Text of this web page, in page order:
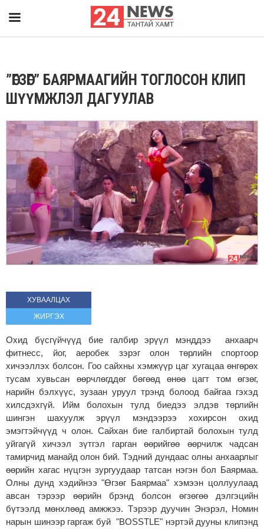
”ӨГЗӨГ” БАЯРМААГИЙН ТОГЛОСОН КЛИП
ШҮҮМЖЛЭЛ ДАГУУЛАВ
ХУВААЛЦАХ
ЖИРГЭХ
Охид бүсгүйчүүд бие галбир эрүүл мэнддээ анхаарч
фитнесс, йог, аеробек зэрэг олон төрлийн спортоор
хичээллэх болсон. Гоо сайхны хэмжүүр цаг хугацаа өнгөрөх
тусам хувьсан өөрчлөгддөг бөгөөд өнөө цагт том өгзөг,
нарийн бэлхүүс, зузаан уруул трэнд болоод байгаа гэхэд
хилсдэхгүй. Ийм болохын тулд биедээ элдэв төрлийн
шингэн шахуулж эрүүл мэндээрээ хохирсон охид
эмэгтэйчүүд ч олон. Сайхан бие галбиртай болохын тулд
уйгагүй хичээл зүтгэл гарган өөрийгөө өөрчилж чадсан
тамирчид манайд олон бий. Тэдний дундаас олны анхаарлыг
өөрийн хагас нүцгэн зургуудаар татсан нэгэн бол Баярмаа.
Олны дунд хэдийнээ "Өгзөг Баярмаа" хэмээн цоллуулаад
авсан тэрээр өөрийн брэнд болсон өгзөгөө дэлгэцийн
бүтээлд мөнхлөөд амжжээ. Тэрээр дуучин Энэрэл, Номин
нарын шинээр гаргаж буй "BOSSTLE" нэртэй дууны клипэнд